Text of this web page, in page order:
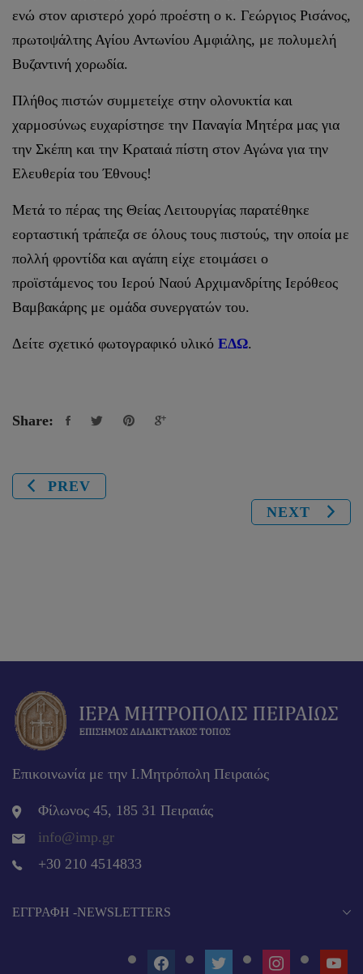
ενώ στον αριστερό χορό προέστη ο κ. Γεώργιος Ρισάνος,
πρωτοψάλτης Αγίου Αντωνίου Αμφιάλης, με πολυμελή
Βυζαντινή χορωδία.
Πλήθος πιστών συμμετείχε στην ολονυκτία και
χαρμοσύνως ευχαρίστησε την Παναγία Μητέρα μας για
την Σκέπη και την Κραταιά πίστη στον Αγώνα για την
Ελευθερία του Έθνους!
Μετά το πέρας της Θείας Λειτουργίας παρατέθηκε
εορταστική τράπεζα σε όλους τους πιστούς, την οποία με
πολλή φροντίδα και αγάπη είχε ετοιμάσει ο
προϊστάμενος του Ιερού Ναού Αρχιμανδρίτης Ιερόθεος
Βαμβακάρης με ομάδα συνεργατών του.
Δείτε σχετικό φωτογραφικό υλικό ΕΔΩ.
Share:
PREV
NEXT
Επικοινωνία με την Ι.Μητρόπολη Πειραιώς
Φίλωνος 45, 185 31 Πειραιάς
info@imp.gr
+30 210 4514833
EΓΓΡΑΦΉ -NEWSLETTERS
FACEBOOKTWITTER INSTAGRAM